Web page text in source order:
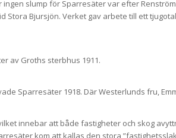
slump för Sparresäter var efter
Stora Bjursjön. Verket gav arbete till ett
av Groths sterbhus 1911.
Sparresäter 1918. Där Westerlunds fru,
innebar att både fastigheter och skog
kom att kallas den stora